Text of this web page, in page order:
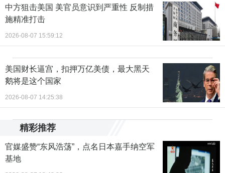
中方狙击美国 美官员意识到严重性 反制措
施精准打击
2026-08-07 15:59:12
美国财长逼宫，扣押万亿美债，最大黑天
鹅将是这个国家
2026-08-07 14:25:38
精彩推荐
官媒盛赞“东风浩荡”，点名日本嘉手纳空军
基地